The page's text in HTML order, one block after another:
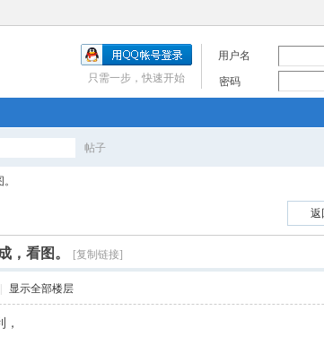
用户名
密码
只需一步，快速开始
帖子
返
，看图。 [复制链接]
显示全部楼层